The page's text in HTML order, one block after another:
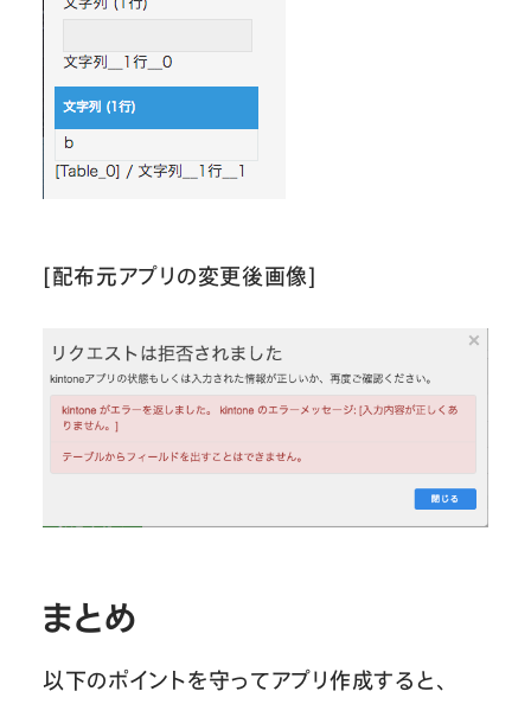
[配布元アプリの変更後画像]
まとめ
以下のポイントを守ってアプリ作成すると、